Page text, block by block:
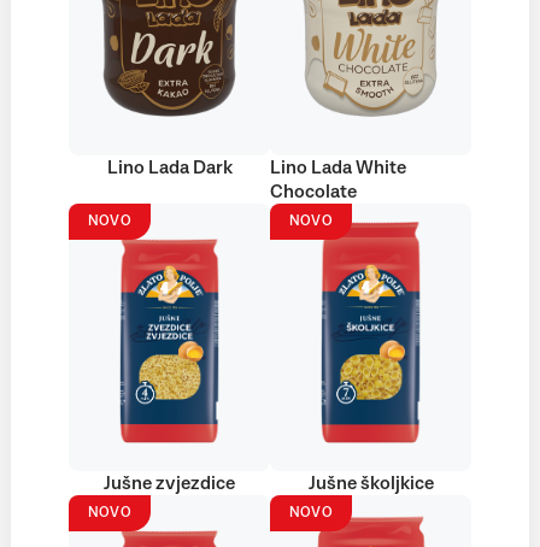
Lino Lada Dark
Lino Lada White
Chocolate
NOVO
Jušne zvjezdice
NOVO
Jušne školjkice
NOVO NOVO